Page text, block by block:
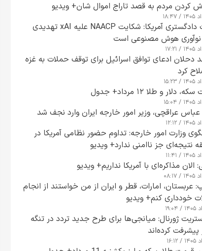
کردن مردم به قصد تاراج اموال شان+ ویدیو
وزارت دادگستری آمریکا: شکایت NAACP علیه xAI تهدیدی
نوآوری هوش مصنوعی است
دحلان ادعای توافق اسرائیل برای توقف حملات به غزه
کرد
دلار و طلا ۱۲ مرداد+ جدول
عراقچی، وزیر امور خارجه ایران وارد نجف شد
وزارت امور خارجه: تداوم حضور نظامی آمریکا در
نتیجه‌ای جز ناامنی ندارد+ ویدیو
الان مذاکره‌ای با آمریکا نداریم+ ویدیو
عربستان، امارات، قطر و ایران از من خواستند از انجام
خودداری کنم+ ویدیو
ژورنال: میانجی‌ها برای طرح جدید تردد در تنگه
پیشرفت کرده‌اند